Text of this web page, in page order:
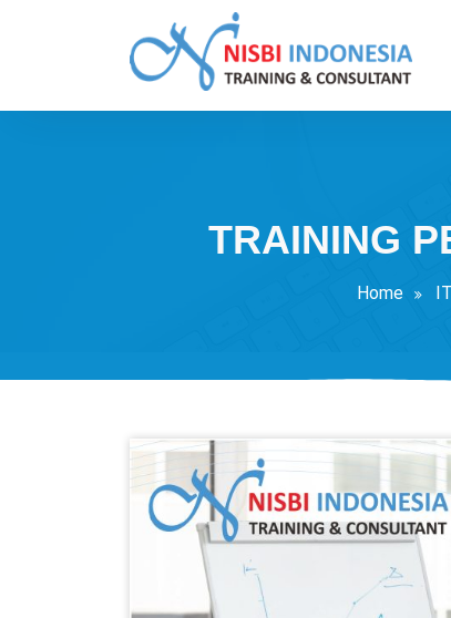
Training Consultant
TRAINING
Home